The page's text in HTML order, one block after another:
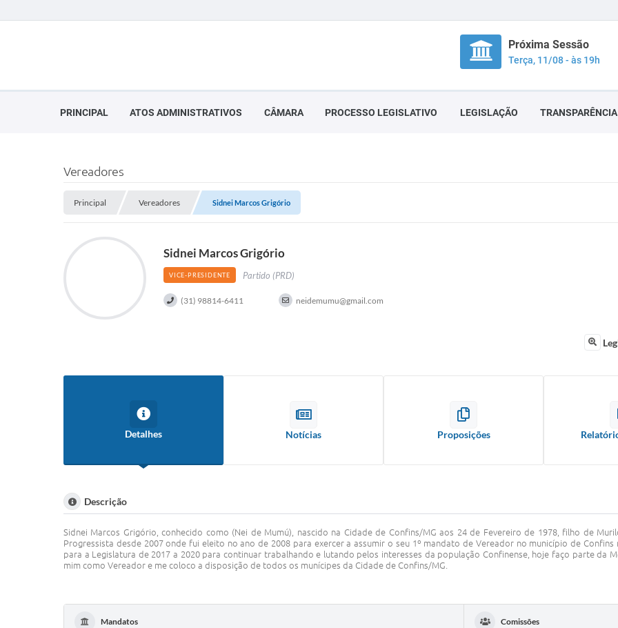
Próxima Sessão
Terça, 11/08 - às 19h
PRINCIPAL ATOS ADMINISTRATIVOS CÂMARA PROCESSO LEGISLATIVO LEGISLAÇÃO TRANSPARÊNCIA
Vereadores
Principal Vereadores Sidnei Marcos Grigório
Sidnei Marcos Grigório
VICE-PRESIDENTE Partido (PRD)
(31) 98814-6411 neidemumu@gmail.com
Detalhes Notícias Proposições
Descrição
Sidnei Marcos Grigório, conhecido como (Nei de Mumú), nascido na Cidade de Confins/MG aos 24 de Fevereiro de 1978, filho de
Progressista desde 2007 onde fui eleito no ano de 2008 para exercer a assumir o seu 1º mandato de Vereador no município de
para a Legislatura de 2017 a 2020 para continuar trabalhando e lutando pelos interesses da população Confinense, hoje faço parte da
mim como Vereador e me coloco a disposição de todos os munícipes da Cidade de Confins/MG.
Mandatos Comissões